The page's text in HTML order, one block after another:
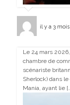
il y a 3
Le 24 mars
chambre de
scénariste
Sherlock) dans
Mania, ayant lie